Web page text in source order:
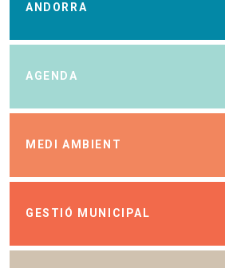
ANDORRA
AGENDA
MEDI AMBIENT
GESTIÓ MUNICIPAL